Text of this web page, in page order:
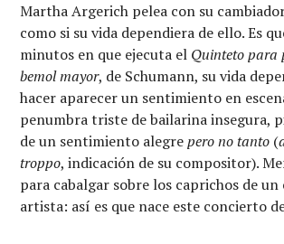
Martha Argerich pelea con su
como si su vida dependiera de ello. Es
minutos en que ejecuta el Quinteto para
bemol mayor, de Schumann, su vida
hacer aparecer un sentimiento en
penumbra triste de bailarina insegura,
de un sentimiento alegrepero no tanto (
troppo, indicación de su compositor).
para cabalgar sobre los caprichos de
artista: así es que nace este concierto